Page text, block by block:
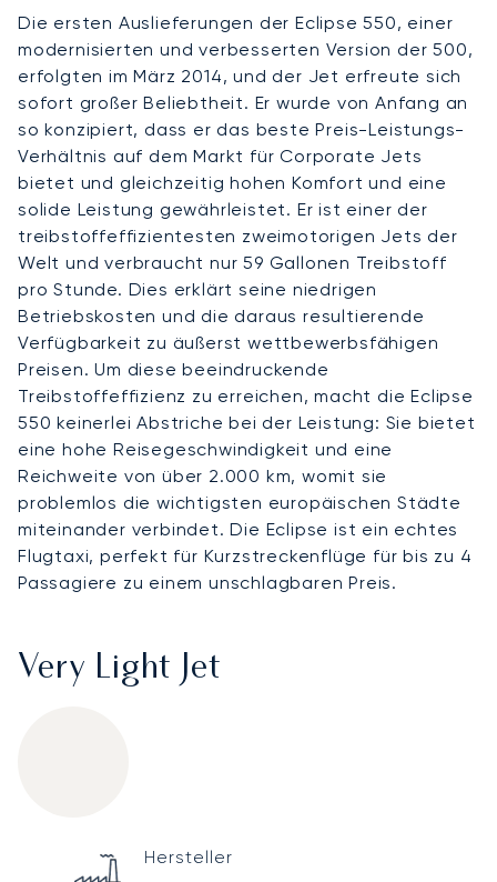
Die ersten Auslieferungen der Eclipse 550, einer
modernisierten und verbesserten Version der 500,
erfolgten im März 2014, und der Jet erfreute sich
sofort großer Beliebtheit. Er wurde von Anfang an
so konzipiert, dass er das beste Preis-Leistungs-
Verhältnis auf dem Markt für Corporate Jets
bietet und gleichzeitig hohen Komfort und eine
solide Leistung gewährleistet. Er ist einer der
treibstoffeffizientesten zweimotorigen Jets der
Welt und verbraucht nur 59 Gallonen Treibstoff
pro Stunde. Dies erklärt seine niedrigen
Betriebskosten und die daraus resultierende
Verfügbarkeit zu äußerst wettbewerbsfähigen
Preisen. Um diese beeindruckende
Treibstoffeffizienz zu erreichen, macht die Eclipse
550 keinerlei Abstriche bei der Leistung: Sie bietet
eine hohe Reisegeschwindigkeit und eine
Reichweite von über 2.000 km, womit sie
problemlos die wichtigsten europäischen Städte
miteinander verbindet. Die Eclipse ist ein echtes
Flugtaxi, perfekt für Kurzstreckenflüge für bis zu 4
Passagiere zu einem unschlagbaren Preis.
Very Light Jet
Technical specifications
Hersteller